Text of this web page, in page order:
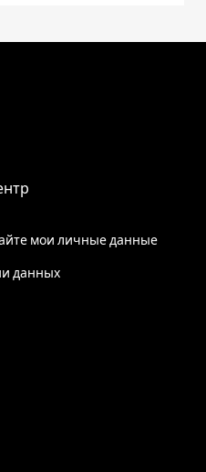
мои личные данные
данных